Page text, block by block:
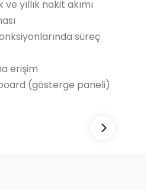
yıllık nakit akımı
süreç
erişim
(gösterge paneli)